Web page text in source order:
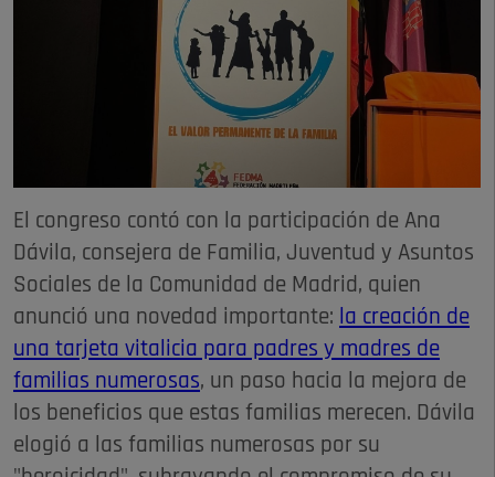
El congreso contó con la participación de Ana
Dávila, consejera de Familia, Juventud y Asuntos
Sociales de la Comunidad de Madrid, quien
anunció una novedad importante: la creación de
una tarjeta vitalicia para padres y madres de
familias numerosas, un paso hacia la mejora de
los beneficios que estas familias merecen. Dávila
elogió a las familias numerosas por su